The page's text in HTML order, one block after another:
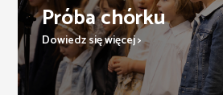
Próba chórku
Dowiedz się więcej >